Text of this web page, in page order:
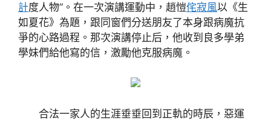
計度人物”。在一次演講運動中，趙愷侘寂風以《生
如夏花》為題，跟同窗們分送朋友了本身跟病魔抗
爭的心路過程。那次演講停止后，他收到良多學弟
學妹們給他寫的信，激勵他克服病魔。
合法一家人的生涯垂垂回到正軌的時辰，惡運